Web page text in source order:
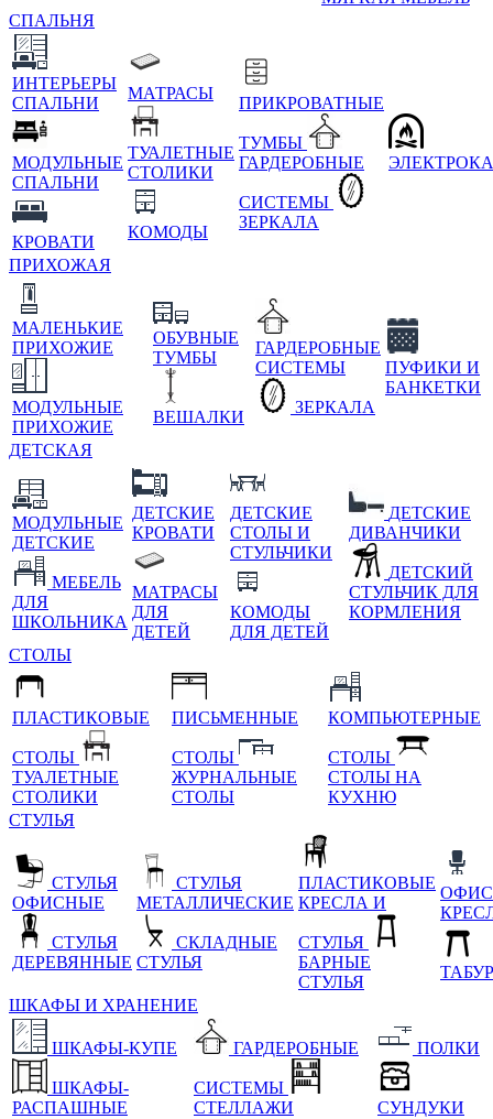
СПАЛЬНЯ
ИНТЕРЬЕРЫ
СПАЛЬНИ
МОДУЛЬНЫЕ
СПАЛЬНИ
КРОВАТИ
МАТРАСЫ
ТУАЛЕТНЫЕ
СТОЛИКИ
КОМОДЫ
ПРИКРОВАТНЫЕ
ТУМБЫ
ГАРДЕРОБНЫЕ
СИСТЕМЫ
ЗЕРКАЛА
ПРИХОЖАЯ
МАЛЕНЬКИЕ
ПРИХОЖИЕ
МОДУЛЬНЫЕ
ПРИХОЖИЕ
ОБУВНЫЕ
ТУМБЫ
ВЕШАЛКИ
ГАРДЕРОБНЫЕ
СИСТЕМЫ
ЗЕРКАЛА
ПУФИКИ И
БАНКЕТКИ
ДЕТСКАЯ
МОДУЛЬНЫЕ
ДЕТСКИЕ
МЕБЕЛЬ
ДЛЯ
ШКОЛЬНИКА
ДЕТСКИЕ
КРОВАТИ
МАТРАСЫ
ДЛЯ
ДЕТЕЙ
ДЕТСКИЕ
СТОЛЫ И
СТУЛЬЧИКИ
КОМОДЫ
ДЛЯ ДЕТЕЙ
ДЕТСКИЕ
ДИВАНЧИКИ
ДЕТСКИЙ
СТУЛЬЧИК ДЛЯ
КОРМЛЕНИЯ
СТОЛЫ
ПЛАСТИКОВЫЕ
СТОЛЫ
ТУАЛЕТНЫЕ
СТОЛИКИ
ПИСЬМЕННЫЕ
СТОЛЫ
ЖУРНАЛЬНЫЕ
СТОЛЫ
КОМПЬЮТЕРНЫЕ
СТОЛЫ
СТОЛЫ НА
КУХНЮ
СТУЛЬЯ
СТУЛЬЯ
ОФИСНЫЕ
СТУЛЬЯ
ДЕРЕВЯННЫЕ
СТУЛЬЯ
МЕТАЛЛИЧЕСКИЕ
СКЛАДНЫЕ
СТУЛЬЯ
ПЛАСТИКОВЫЕ
КРЕСЛА И
СТУЛЬЯ
БАРНЫЕ
СТУЛЬЯ
ШКАФЫ И ХРАНЕНИЕ
ШКАФЫ-КУПЕ
ШКАФЫ-
РАСПАШНЫЕ
ГАРДЕРОБНЫЕ
СИСТЕМЫ
СТЕЛЛАЖИ
ПОЛКИ
СУНДУКИ